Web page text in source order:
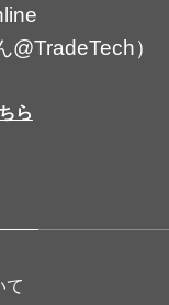
@TradeTech）
ら
て